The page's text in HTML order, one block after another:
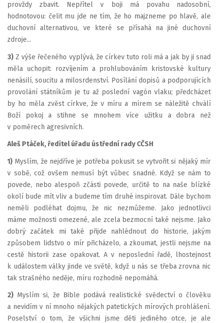
provždy zbavit. Nepřítel v boji má povahu nadosobní,
hodnotovou: čelit mu jde ne tím, že ho majzneme po hlavě, ale
duchovní alternativou, ve které se přísahá na jiné duchovní
zdroje...
3) Z výše řečeného vyplývá, že církev tuto roli má a jak by ji snad
měla uchopit: rozvíjením a prohlubováním kristovské kultury
nenásilí, soucitu a milosrdenství. Posílání dopisů a podporujících
provolání státníkům je tu až poslední vagón vlaku; předcházet
by ho měla zvěst církve, že v míru a mírem se náležitě chválí
Boží pokoj a stihne se mnohem více užitku a dobra než
v poměrech agresivních.
Aleš Ptáček, ředitel úřadu ústřední rady CČSH
1) Myslím, že nejdříve je potřeba pokusit se vytvořit si nějaký mír
v sobě, což ovšem nemusí být vůbec snadné. Když se nám to
povede, nebo alespoň zčásti povede, určitě to na naše blízké
okolí bude mít vliv a budeme tím druhé inspirovat. Dále bychom
neměli podléhat dojmu, že nic nezmůžeme. Jako jednotlivci
máme možnosti omezené, ale zcela bezmocní také nejsme. Jako
dobrý začátek mi také přijde nahlédnout do historie, jakým
způsobem lidstvo o mír přicházelo, a zkoumat, jestli nejsme na
cestě historii zase opakovat. A v neposlední řadě, lhostejnost
k událostem války jinde ve světě, když u nás se třeba zrovna nic
tak strašného neděje, míru rozhodně nepomáhá.
2) Myslím si, že Bible podává realistické svědectví o člověku
a nevidím v ní mnoho nějakých patetických mírových prohlášení.
Poselství o tom, že všichni jsme děti jediného otce, je ale